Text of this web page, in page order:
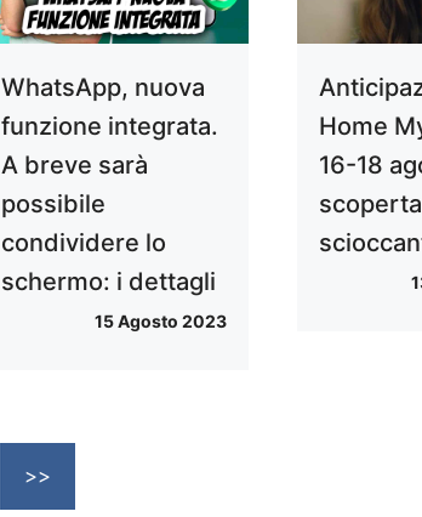
WhatsApp, nuova
funzione integrata.
A breve sarà
possibile
condividere lo
schermo: i dettagli
15 Agosto 2023
Home
16-18
scoperta
>>